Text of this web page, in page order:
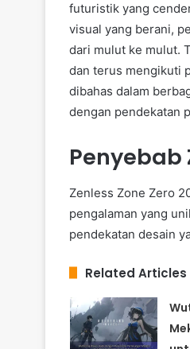
futuristik yang
visual yang berani,
dari mulut ke mulut.
dan terus mengikuti
dibahas dalam
dengan pendekatan
Penyebab
Zenless Zone Zero
pengalaman yang
pendekatan desain
Related Articles